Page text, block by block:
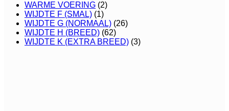
WARME VOERING (2)
WIJDTE F (SMAL) (1)
WIJDTE G (NORMAAL) (26)
WIJDTE H (BREED) (62)
WIJDTE K (EXTRA BREED) (3)